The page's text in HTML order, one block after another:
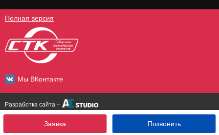
Полная версия
Мы ВКонтакте
Разработка сайта –
Заявка Позвонить